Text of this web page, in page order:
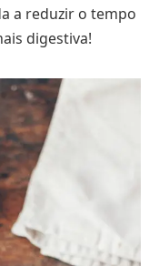
a reduzir o tempo
digestiva!